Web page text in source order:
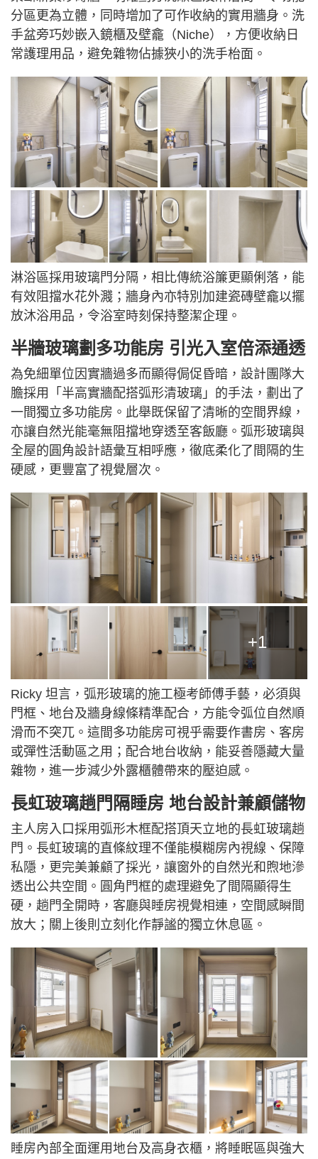
分區更為立體，同時增加了可作收納的實用牆身。洗
手盆旁巧妙嵌入鏡櫃及壁龕（Niche），方便收納日
常護理用品，避免雜物佔據狹小的洗手枱面。
淋浴區採用玻璃門分隔，相比傳統浴簾更顯俐落，能
有效阻擋水花外濺；牆身內亦特別加建瓷磚壁龕以擺
放沐浴用品，令浴室時刻保持整潔企理。
半牆玻璃劃多功能房 引光入室倍添通透
為免細單位因實牆過多而顯得侷促昏暗，設計團隊大
膽採用「半高實牆配搭弧形清玻璃」的手法，劃出了
一間獨立多功能房。此舉既保留了清晰的空間界線，
亦讓自然光能毫無阻擋地穿透至客飯廳。弧形玻璃與
全屋的圓角設計語彙互相呼應，徹底柔化了間隔的生
硬感，更豐富了視覺層次。
+1
Ricky 坦言，弧形玻璃的施工極考師傅手藝，必須與
門框、地台及牆身線條精準配合，方能令弧位自然順
滑而不突兀。這間多功能房可視乎需要作書房、客房
或彈性活動區之用；配合地台收納，能妥善隱藏大量
雜物，進一步減少外露櫃體帶來的壓迫感。
長虹玻璃趟門隔睡房 地台設計兼顧儲物
主人房入口採用弧形木框配搭頂天立地的長虹玻璃趟
門。長虹玻璃的直條紋理不僅能模糊房內視線、保障
私隱，更完美兼顧了採光，讓窗外的自然光和煦地滲
透出公共空間。圓角門框的處理避免了間隔顯得生
硬，趟門全開時，客廳與睡房視覺相連，空間感瞬間
放大；關上後則立刻化作靜謐的獨立休息區。
睡房內部全面運用地台及高身衣櫃，將睡眠區與強大